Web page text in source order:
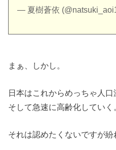
— 夏樹蒼依
まぁ、しかし。
日本はこれからめっちゃ人口
そして急速に高齢化していく
それは認めたくないですが紛